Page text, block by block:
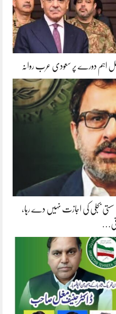
اہم دورے پر سعودی عرب روانہ
بجلی کی اجازت نہیں دے رہا،